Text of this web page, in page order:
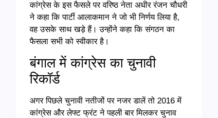
कांग्रेस के इस फैसले पर वरिष्ठ नेता अधीर रंजन चौधरी
ने कहा कि पार्टी आलाकमान ने जो भी निर्णय लिया है,
वह उसके साथ खड़े हैं। उन्होंने कहा कि संगठन का
फैसला सभी को स्वीकार है।
बंगाल में कांग्रेस का चुनावी
रिकॉर्ड
अगर पिछले चुनावी नतीजों पर नजर डालें तो 2016 में
कांग्रेस और लेफ्ट फ्रंट ने पहली बार मिलकर चुनाव